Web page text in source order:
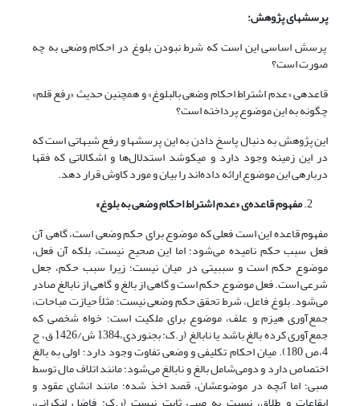
پرسش­های پژوهش:
پرسش اساسی این است که شرط نبودن بلوغ در احکام وضعی به چه
صورت است؟
قاعده­ی «عدم اشتراط احکام وضعی بالبلوغ» و همچنین حدیث «رفع قلم»
چگونه به این موضوع پرداخته است؟
این پژوهش به دنبال پاسخ دادن به این پرسش­ها و رفع شبهاتی است که
در این زمینه وجود دارد و می­کوشد استدلال‌ها و اشکالاتی که فقها
درباره­ی این موضوع ارائه داده‌اند را بیان و مورد کاوش قرار دهد.
مفهوم قاعده‌ی «عدم اشتراط احکام وضعی به بلوغ»
مفهوم قاعده این است فعلی که موضوع برای حکم وضعی است، گاهی آن
فعل سبب حکم نامیده می‌شود؛ اما این صحیح نیست، بلکه آن فعل،
موضوع حکم است و سببیتی در میان نیست؛ زیرا سبب حکم، جعل
شرعی است. فعل موضوع حکم است و گاهی از بالغ و گاهی از نابالغ صادر
می‌شود. بلوغ فاعل، شرط تحقق حکم وضعی نیست؛ مثلاً حیازت مباحات،
جمع‌آوری هیزم و علف، موضوع برای ملکیت است؛ خواه شخصی که
جمع‌آوری کرده بالغ باشد یا نابالغ (ر.ک: بجنوردی،1384 ش/1426 ق، ج
4،ص 180). میان احکام تکلیفی و وضعی تفاوت وجود دارد؛ اولی به بالغ
اختصاص دارد و دومی‌‌شامل بالغ و نابالغ می‌شود؛ مانند اتلاف مال توسط
صبی؛ اما آنچه در موضوعشان، قصد اخذ شده؛ مانند انشای عقود و